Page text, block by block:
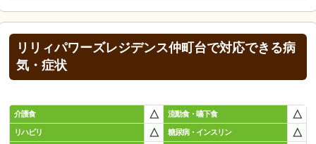
リリィパワーズレジデンス仲町台で対応できる病
気・症状
介護食 △ 流動食・嚥下食 △
リハビリ △ 糖尿病・インスリン △